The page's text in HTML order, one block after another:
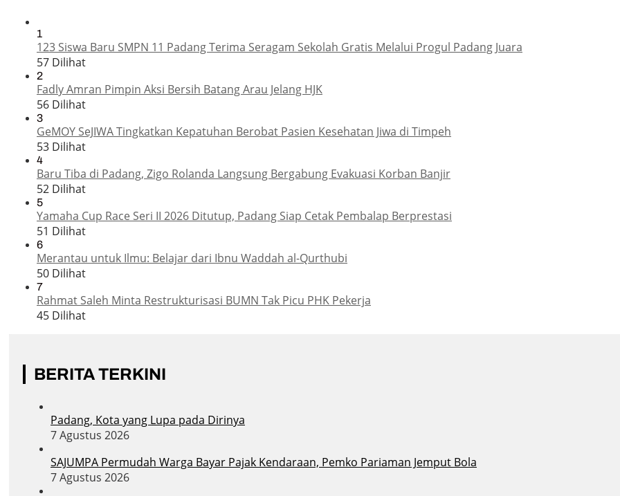
1
123 Siswa Baru SMPN 11 Padang Terima Seragam Sekolah Gratis Melalui Progul Padang Juara
57 Dilihat
2
Fadly Amran Pimpin Aksi Bersih Batang Arau Jelang HJK
56 Dilihat
3
GeMOY SeJIWA Tingkatkan Kepatuhan Berobat Pasien Kesehatan Jiwa di Timpeh
53 Dilihat
4
Baru Tiba di Padang, Zigo Rolanda Langsung Bergabung Evakuasi Korban Banjir
52 Dilihat
5
Yamaha Cup Race Seri II 2026 Ditutup, Padang Siap Cetak Pembalap Berprestasi
51 Dilihat
6
Merantau untuk Ilmu: Belajar dari Ibnu Waddah al-Qurthubi
50 Dilihat
7
Rahmat Saleh Minta Restrukturisasi BUMN Tak Picu PHK Pekerja
45 Dilihat
BERITA TERKINI
Padang, Kota yang Lupa pada Dirinya
7 Agustus 2026
SAJUMPA Permudah Warga Bayar Pajak Kendaraan, Pemko Pariaman Jemput Bola
7 Agustus 2026